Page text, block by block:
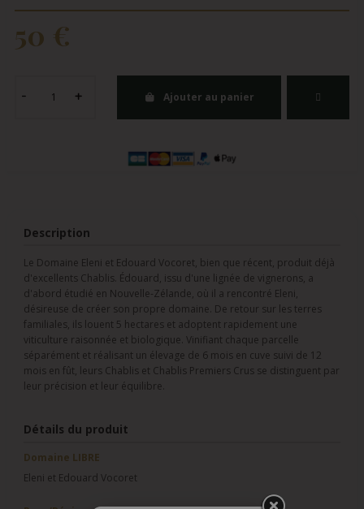
50 €
Ajouter au panier
Description
Le Domaine Eleni et Edouard Vocoret, bien que récent, produit déjà
d'excellents Chablis. Édouard, issu d'une lignée de vignerons, a
d'abord étudié en Nouvelle-Zélande, où il a rencontré Eleni,
désireuse de créer son propre domaine. De retour sur les terres
familiales, ils louent 5 hectares et adoptent rapidement une
viticulture raisonnée et biologique. Vinifiant chaque parcelle
séparément et réalisant un élevage de 6 mois en cuve suivi de 12
mois en fût, leurs Chablis et Chablis Premiers Crus se distinguent par
leur précision et leur équilibre.
Détails du produit
Domaine LIBRE
Eleni et Edouard Vocoret